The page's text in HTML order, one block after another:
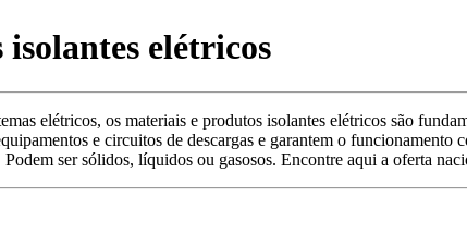
elétricos
elétricos, os materiais e produtos isolantes elétricos são
e circuitos de descargas e garantem o
ser sólidos, líquidos ou gasosos. Encontre aqui a oferta